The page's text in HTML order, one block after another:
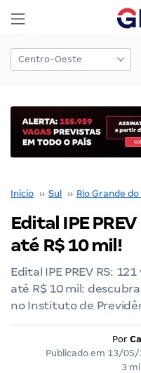
Início ›› Sul ›› Rio Grande do
Edital IPE
até R$ 10 mil!
Edital IPE PREV RS:
até R$ 10 mil:
no Instituto de
Por
Publicado em 13/05/
3